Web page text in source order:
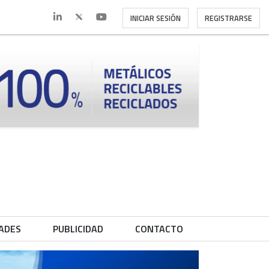
INICIAR SESIÓN REGISTRARSE
PUBLICIDAD CONTACTO